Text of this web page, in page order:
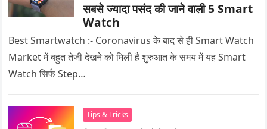
सबसे ज्यादा पसंद की जाने वाली 5 Smart
Watch
Best Smartwatch :- Coronavirus के बाद से ही Smart Watch
Market में बहुत तेजी देखने को मिली है शुरुआत के समय में यह Smart
Watch सिर्फ Step…
Tips & Tricks